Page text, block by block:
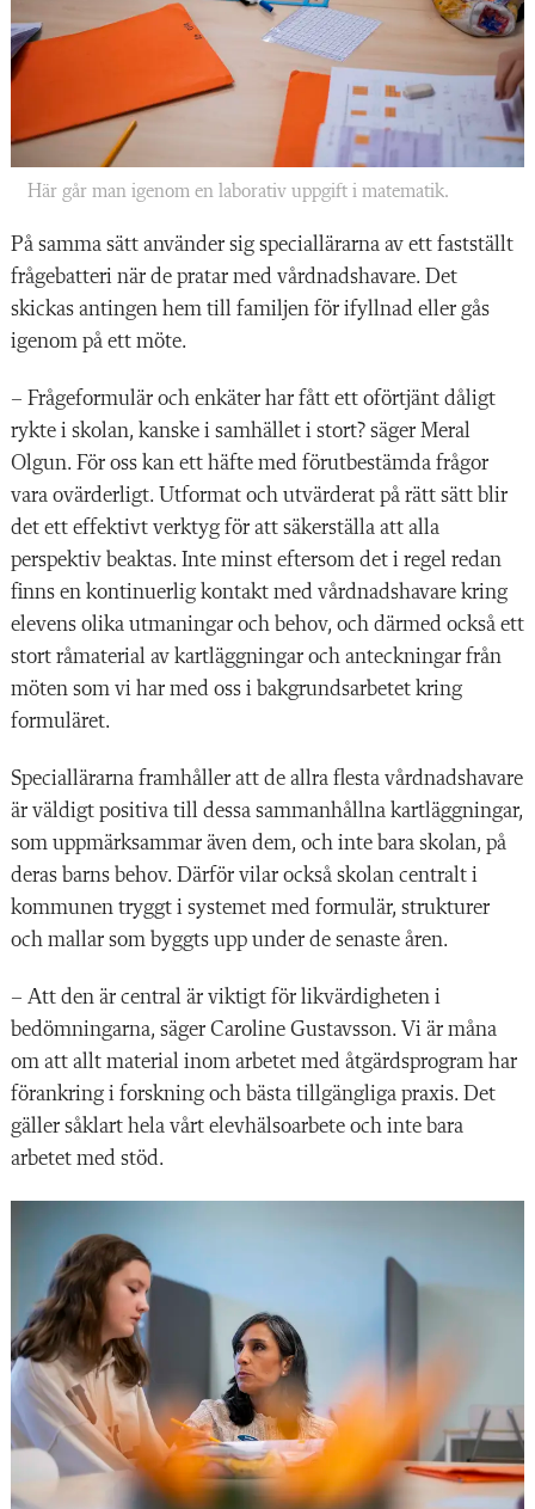
Här går man igenom en ­laborativ uppgift i ­matematik.
På samma sätt använder sig speciallärarna av ett fastställt
frågebatteri när de pratar med vårdnadshavare. Det
skickas antingen hem till familjen för ifyllnad eller gås
igenom på ett möte.
– Frågeformulär och enkäter har fått ett oförtjänt dåligt
rykte i skolan, kanske i samhället i stort? säger Meral
Olgun. För oss kan ett häfte med förutbestämda frågor
vara ovärderligt. Utformat och utvärderat på rätt sätt blir
det ett effektivt verktyg för att säkerställa att alla
perspektiv beaktas. Inte minst eftersom det i regel redan
finns en kontinuerlig kontakt med vårdnadshavare kring
elevens olika utmaningar och behov, och därmed också ett
stort råmaterial av kartläggningar och anteckningar från
möten som vi har med oss i bakgrundsarbetet kring
formuläret.
Speciallärarna framhåller att de allra flesta vårdnadshavare
är väldigt positiva till dessa ­sammanhållna kartläggningar,
som uppmärk­sammar även dem, och inte bara skolan, på
deras barns behov. Därför vilar också skolan centralt i
kommunen tryggt i systemet med formulär, strukturer
och mallar som byggts upp under de senaste åren.
– Att den är central är viktigt för likvärdigheten i
bedömningarna, säger Caroline Gustavsson. Vi är måna
om att allt material inom arbetet med åtgärdsprogram har
förankring i forskning och bästa tillgängliga praxis. Det
gäller såklart hela vårt elevhälsoarbete och inte bara
arbetet med stöd.